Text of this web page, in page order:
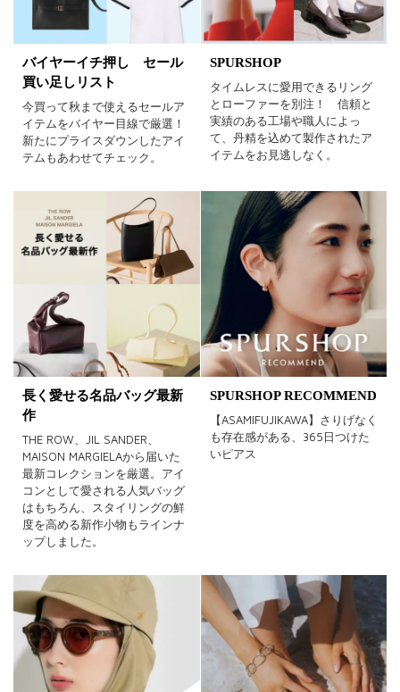
バイヤーイチ押し セール
買い足しリスト
今買って秋まで使えるセールア
イテムをバイヤー目線で厳選！
新たにプライスダウンしたアイ
テムもあわせてチェック。
SPURSHOP
タイムレスに愛用できるリング
とローファーを別注！ 信頼と
実績のある工場や職人によっ
て、丹精を込めて製作されたア
イテムをお見逃しなく。
長く愛せる名品バッグ最新
作
THE ROW、JIL SANDER、
MAISON MARGIELAから届いた
最新コレクションを厳選。アイ
コンとして愛される人気バッグ
はもちろん、スタイリングの鮮
度を高める新作小物もラインナ
ップしました。
SPURSHOP RECOMMEND
【ASAMIFUJIKAWA】さりげなく
も存在感がある、365日つけた
いピアス